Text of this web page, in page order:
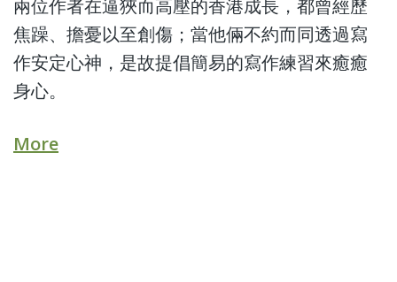
兩位作者在逼狹而高壓的香港成長，都曾經歷
焦躁、擔憂以至創傷；當他倆不約而同透過寫
作安定心神，是故提倡簡易的寫作練習來癒癒
身心。
More